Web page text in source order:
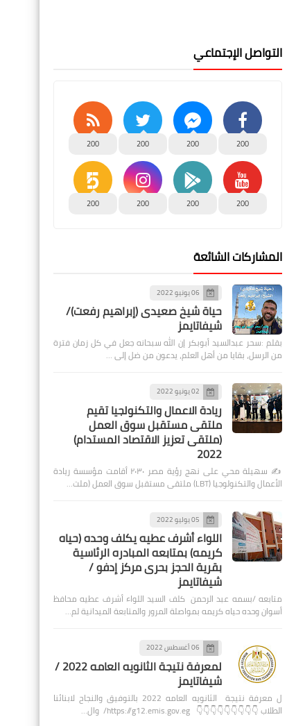
التواصل الإجتماعي
200
200
200
200
200
200
200
200
المشاركات الشائعة
06 يونيو 2022
حياة شيخ صعيدى (إبراهيم رفعت)/
شيفاتايمز
بقلم :سحر عبدالسيد أبوبكر إن الله سبحانه جعل في كل زمان فترة
من الرسل، بقايا من أهل العلم، يدعون من ضل إلى …
02 يونيو 2022
ريادة الاعمال والتكنولجيا تقيم
ملتقى مستقبل سوق العمل
(ملتقى تعزيز الاقتصاد المستدام)
2022
✍️ سهيلة محي على نهج رؤية مصر ٢٠٣٠ أقامت مؤسسة ريادة
الأعمال والتكنولوجيا (LBT) ملتقى مستقبل سوق العمل (ملت…
05 يوليو 2022
اللواء أشرف عطيه يكلف وحده (حياه
كريمه) بمتابعه المبادره الرئاسية
بقرية الحجز بحرى مركز إدفو /
شيفاتايمز
متابعه /بسمه عبد الرحمن كلف السيد اللواء أشرف عطيه محافظ
أسوان وحده حياه كريمه بمواصلة المرور والمتابعة الميدانية لم…
06 أغسطس 2022
لمعرفة نتيجة الثانويه العامه 2022 /
شيفاتايمز
ل معرفة نتيجة الثانويه العامه 2022 بالتوفيق والنجاح لابنائنا
الطلاب 👇👇👇👇👇👇👇👇👇 https://g12.emis.gov.eg/ وال…